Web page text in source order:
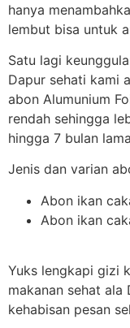
hanya
lembut bisa untuk
Satu lagi
Dapur sehati kami
abon Alumunium
rendah sehingga
hingga 7 bulan
Jenis dan varian
Abon ikan
Abon ikan
Yuks lengkapi gizi
makanan sehat ala
kehabisan pesan